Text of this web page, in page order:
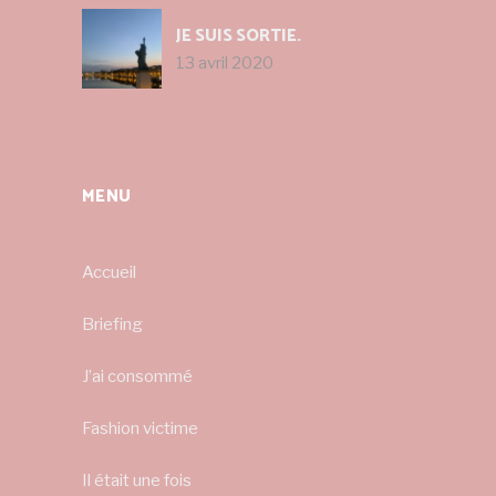
JE SUIS SORTIE.
13 avril 2020
MENU
Accueil
Briefing
J’ai consommé
Fashion victime
Il était une fois